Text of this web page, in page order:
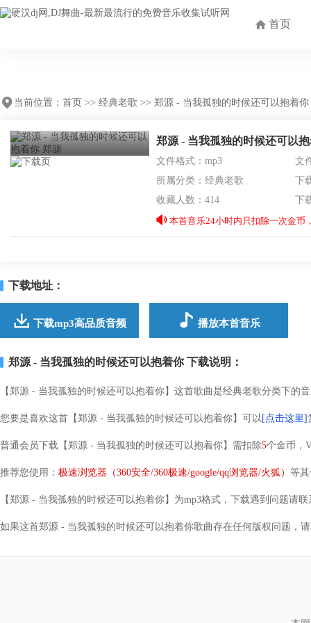
首页
当前位置： 首页 >> 经典老歌 >> 郑源 - 当我孤独的时候还可以抱着你
郑源 - 当我孤独的时候还可以
文件格式：mp3
文
所属分类： 经典老歌
下
收藏人数：414
下
本首音乐24小时内只扣除一次金币
下载地址：
下载mp3高品质音频 播放本首音乐
郑源 - 当我孤独的时候还可以抱着你 下载说明：
【郑源 - 当我孤独的时候还可以抱着你】这首歌曲是经典老歌分类下的
您要是喜欢这首【郑源 - 当我孤独的时候还可以抱着你】可以 [点击这里]
普通会员下载【郑源 - 当我孤独的时候还可以抱着你】需扣除5个金币，
推荐您使用： 极速浏览器（360安全/360极速/google/qq浏览器/火狐） 等
【郑源 - 当我孤独的时候还可以抱着你】为mp3格式，下载遇到问题请
如果这首郑源 - 当我孤独的时候还可以抱着你歌曲存在任何版权问题，请